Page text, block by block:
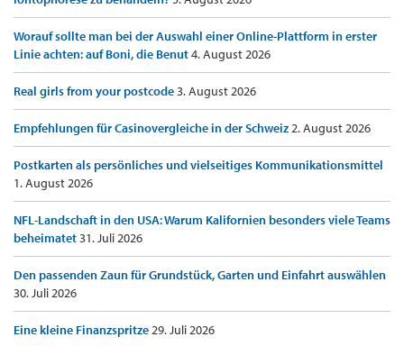
Worauf sollte man bei der Auswahl einer Online-Plattform in erster
Linie achten: auf Boni, die Benut4. August 2026
Real girls from your postcode3. August 2026
Empfehlungen für Casinovergleiche in der Schweiz2. August 2026
Postkarten als persönliches und vielseitiges Kommunikationsmittel
1. August 2026
NFL-Landschaft in den USA: Warum Kalifornien besonders viele Teams
beheimatet31. Juli 2026
Den passenden Zaun für Grundstück, Garten und Einfahrt auswählen
30. Juli 2026
Eine kleine Finanzspritze29. Juli 2026